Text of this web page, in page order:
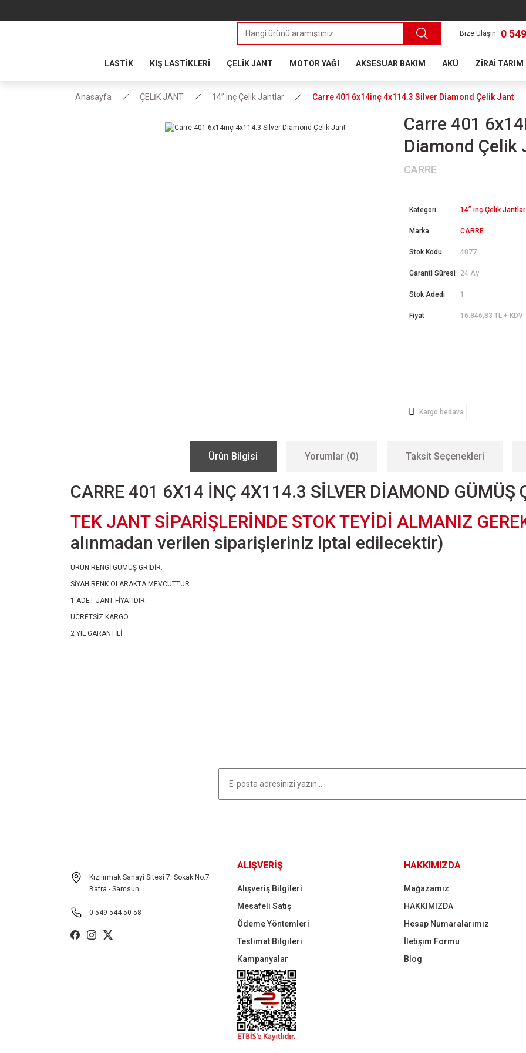
Bize Ulaşın 0
LASTİK KIŞ LASTİKLERİ ÇELİK JANT MOTOR YAĞI AKSESUAR BAKIM AKÜ ZİRAİ TARIM
Anasayfa ÇELİK JANT 14” inç Çelik Jantlar Carre 401 6x14inç 4x114.3 Silver Diamond Çelik Jant
Carre 401
Diamond Çelik
CARRE
Kategori 14” inç Çelik Jantlar
Marka CARRE
Stok Kodu 4077
Garanti Süresi 24 Ay
Stok Adedi 1
Fiyat 16.846,83 TL + KDV
Kargo bedava
Ürün Bilgisi Yorumlar (0) Taksit Seçenekleri
CARRE 401 6X14 İNÇ 4X114.3 SİLVER DİAMOND GÜMÜŞ
TEK JANT SİPARİŞLERİNDE STOK TEYİDİ ALMANIZ
alınmadan verilen siparişleriniz iptal edilecektir)
ÜRÜN RENGİ GÜMÜŞ GRİDİR.
SİYAH RENK OLARAKTA MEVCUTTUR.
1 ADET JANT FİYATIDIR.
ÜCRETSİZ KARGO
2 YIL GARANTİLİ
Kızılırmak Sanayi Sitesi 7. Sokak No:7
Bafra - Samsun
0 549 544 50 58
ALIŞVERİŞ
Alışveriş Bilgileri
Mesafeli Satış
Ödeme Yöntemleri
Teslimat Bilgileri
Kampanyalar
HAKKIMIZDA
Mağazamız
HAKKIMIZDA
Hesap Numaralarımız
İletişim Formu
Blog